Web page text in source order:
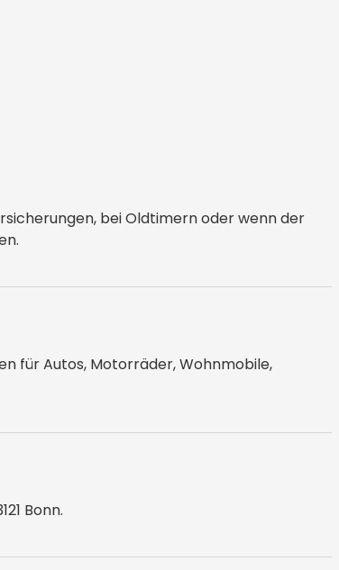
bei Oldtimern oder wenn der
für Autos, Motorräder, Wohnmobile,
Bonn.